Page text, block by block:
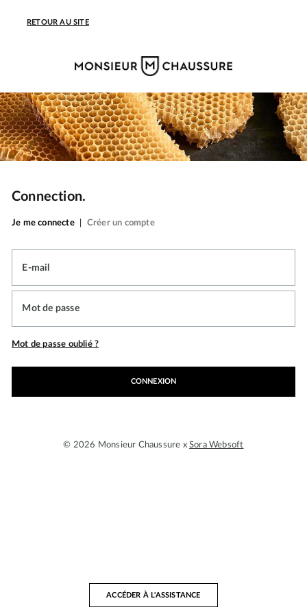
RETOUR AU SITE
Connection.
Je me connecte Créer un compte
E-mail
Mot de passe
Mot de passe oublié ?
CONNEXION
© 2026 Monsieur Chaussure xSora Websoft
ACCÉDER À L'ASSISTANCE